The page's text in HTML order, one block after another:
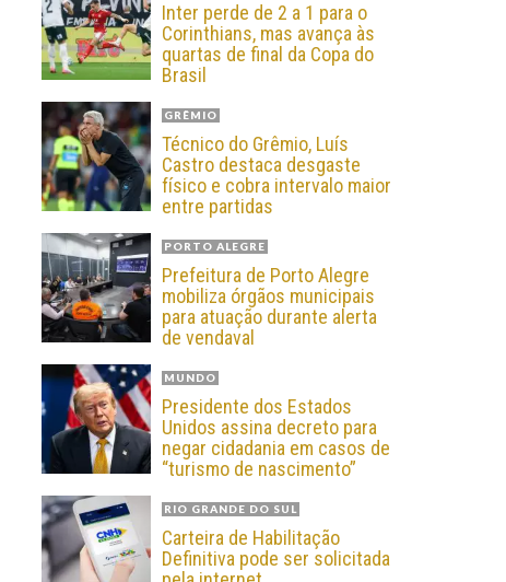
Inter perde de 2 a 1 para o
Corinthians, mas avança às
quartas de final da Copa do
Brasil
GRÊMIO
Técnico do Grêmio, Luís
Castro destaca desgaste
físico e cobra intervalo maior
entre partidas
PORTO ALEGRE
Prefeitura de Porto Alegre
mobiliza órgãos municipais
para atuação durante alerta
de vendaval
MUNDO
Presidente dos Estados
Unidos assina decreto para
negar cidadania em casos de
“turismo de nascimento”
RIO GRANDE DO SUL
Carteira de Habilitação
Definitiva pode ser solicitada